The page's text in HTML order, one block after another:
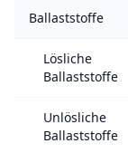
Ballaststoffe
Lösliche
Ballaststoffe
Unlösliche
Ballaststoffe